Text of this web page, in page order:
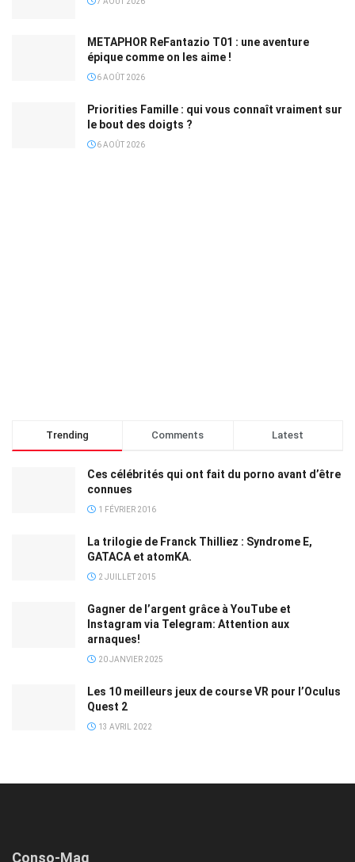
METAPHOR ReFantazio T01 : une aventure
épique comme on les aime !
6 AOÛT 2026
Priorities Famille : qui vous connaît vraiment sur
le bout des doigts ?
6 AOÛT 2026
Trending Comments Latest
Ces célébrités qui ont fait du porno avant d’être
connues
1 FÉVRIER 2016
La trilogie de Franck Thilliez : Syndrome E,
GATACA et atomKA.
2 JUILLET 2015
Gagner de l’argent grâce à YouTube et
Instagram via Telegram: Attention aux
arnaques!
20 JANVIER 2025
Les 10 meilleurs jeux de course VR pour l’Oculus
Quest 2
13 AVRIL 2022
Conso-Mag